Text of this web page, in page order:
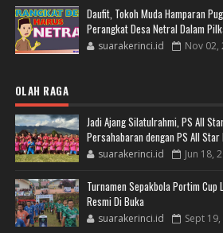
Daufit, Tokoh Muda Hamparan
Perangkat Desa Netral Dalam
suarakerinci.id Nov 02,
OLAH RAGA
Jadi Ajang Silatulrahmi, PS All
Persahabaran dengan PS All Star
suarakerinci.id Jun 18,
Turnamen Sepakbola Portim Cup
Resmi Di Buka
suarakerinci.id Sept